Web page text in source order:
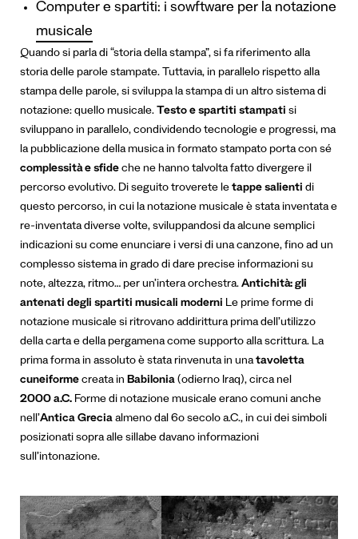
Computer e spartiti: i sowftware per la notazione
musicale
Quando si parla di “storia della stampa”, si fa riferimento alla
storia delle parole stampate. Tuttavia, in parallelo rispetto alla
stampa delle parole, si sviluppa la stampa di un altro sistema di
notazione: quello musicale. Testo e spartiti stampati si
sviluppano in parallelo, condividendo tecnologie e progressi, ma
la pubblicazione della musica in formato stampato porta con sé
complessità e sfideche ne hanno talvolta fatto divergere il
percorso evolutivo. Di seguito troverete letappe salienti di
questo percorso, in cui la notazione musicale è stata inventata e
re-inventata diverse volte, sviluppandosi da alcune semplici
indicazioni su come enunciare i versi di una canzone, fino ad un
complesso sistema in grado di dare precise informazioni su
note, altezza, ritmo… per un’intera orchestra.Antichità: gli
antenati degli spartiti musicali moderni Le prime forme di
notazione musicale si ritrovano addirittura prima dell’utilizzo
della carta e della pergamena come supporto alla scrittura. La
prima forma in assoluto è stata rinvenuta in unatavoletta
cuneiformecreata in Babilonia(odierno Iraq), circa nel
2000 a.C. Forme di notazione musicale erano comuni anche
nell’Antica Greciaalmeno dal 6o secolo a.C., in cui dei simboli
posizionati sopra alle sillabe davano informazioni
sull’intonazione.